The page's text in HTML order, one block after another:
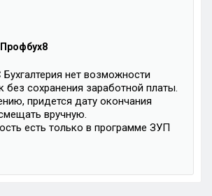
нет возможности
без сохранения заработной платы.
придется дату окончания
вручную.
есть только в программе ЗУП